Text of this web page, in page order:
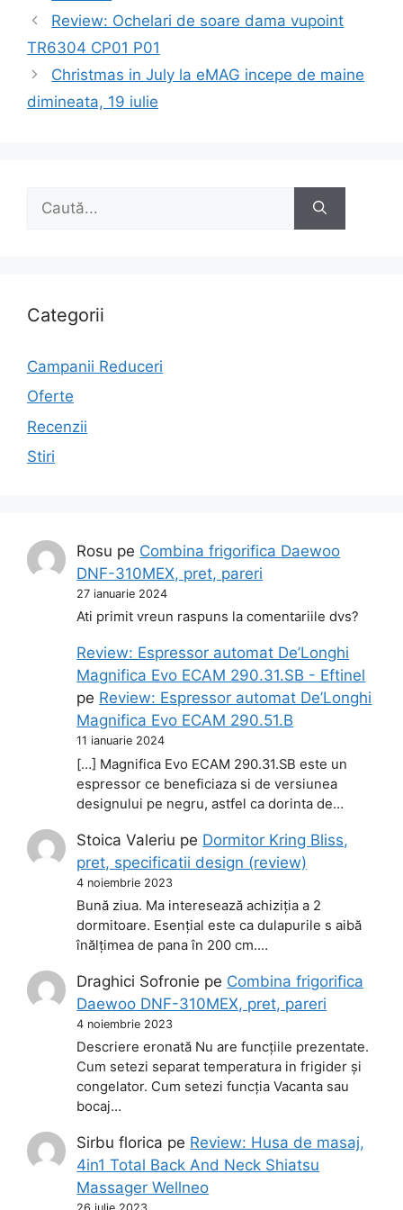
Navigare
în
Review: Ochelari de soare dama vupoint
TR6304 CP01 P01
Christmas in July la eMAG incepe de maine
dimineata, 19 iulie
după:
Categorii
Campanii Reduceri
Oferte
Recenzii
Stiri
Rosu pe Combina frigorifica Daewoo
DNF-310MEX, pret, pareri
27 ianuarie 2024
Ati primit vreun raspuns la comentariile dvs?
Review: Espressor automat De’Longhi
Magnifica Evo ECAM 290.31.SB - Eftinel
pe Review: Espressor automat De’Longhi
Magnifica Evo ECAM 290.51.B
11 ianuarie 2024
[…] Magnifica Evo ECAM 290.31.SB este un
espressor ce beneficiaza si de versiunea
designului pe negru, astfel ca dorinta de…
Stoica Valeriu pe Dormitor Kring Bliss,
pret, specificatii design (review)
4 noiembrie 2023
Bună ziua. Ma interesează achiziția a 2
dormitoare. Esențial este ca dulapurile s aibă
înălțimea de pana în 200 cm.…
Draghici Sofronie pe Combina frigorifica
Daewoo DNF-310MEX, pret, pareri
4 noiembrie 2023
Descriere eronată Nu are funcțiile prezentate.
Cum setezi separat temperatura in frigider și
congelator. Cum setezi funcția Vacanta sau
bocaj…
Sirbu florica pe Review: Husa de masaj,
4in1 Total Back And Neck Shiatsu
Massager Wellneo